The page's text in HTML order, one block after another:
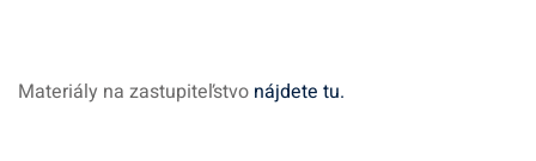
Materiály na zastupiteľstvo nájdete tu.